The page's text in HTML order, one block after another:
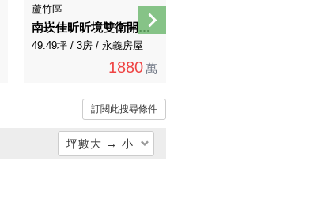
蘆竹區
南崁佳昕昕境雙衛開窗景觀全新三房車
49.49坪 / 3房 / 永義房屋
1880 萬
訂閱此搜尋條件
坪數大 → 小